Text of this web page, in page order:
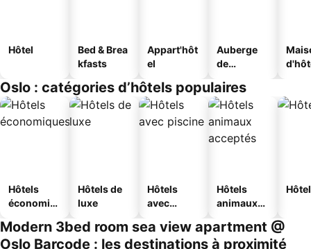
Hôtel
Bed & Brea
kfasts
Appart'hôt
el
Auberge
de
Oslo : catégories d’hôtels populaires
Hôtels
économiq
Hôtels de
luxe
Hôtels
avec
Hôtels
animaux
Modern 3bed room sea view apartment @
Oslo Barcode : les destinations à proximité